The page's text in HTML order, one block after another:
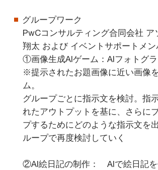
グループワーク
PwCコンサルティング合同会社 ア
翔太 および イベントサポートメン
①画像生成AIゲーム：AIフォトグ
※提示されたお題画像に近い画像
ム。
グループごとに指示文を検討。指
れたアウトプットを基に、さらに
プするためにどのような指示文を
ループで再度検討していく
②AI絵日記の制作： AIで絵日記を